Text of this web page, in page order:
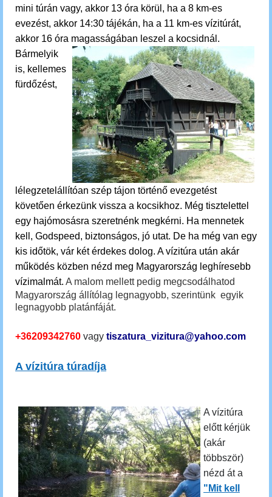
mini túrán vagy, akkor 13 óra körül, ha a 8 km-es
evezést, akkor 14:30 tájékán, ha a 11 km-es vízitúrát,
akkor 16 óra magasságában leszel a kocsidnál.
Bármelyik
is, kellemes
fürdőzést,
lélegzetelállítóan szép tájon történő evezgetést
követően érkezünk vissza a kocsikhoz. Még tisztelettel
egy hajómosásra szeretnénk megkérni. Ha mennetek
kell, Godspeed, biztonságos, jó utat. De ha még van egy
kis időtök, vár két érdekes dolog. A vízitúra után akár
működés közben nézd meg Magyarország leghíresebb
vízimalmát. A malom mellett pedig megcsodálhatod
Magyarország állítólag legnagyobb, szerintünk egyik
legnagyobb platánfáját.
+36209342760 vagy tiszatura_vizitura@yahoo.com
A vízitúra túradíja
A vízitúra
előtt kérjük
(akár
többször)
nézd át a
"Mit kell